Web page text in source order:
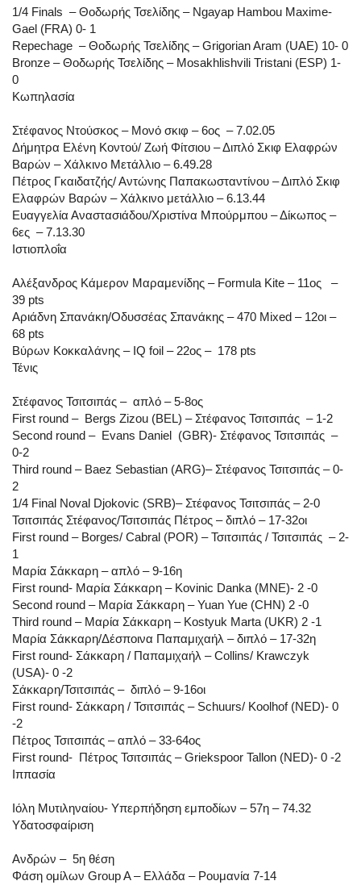
1/4 Finals – Θοδωρής Τσελίδης – Ngayap Hambou Maxime-
Gael (FRA) 0- 1
Repechage – Θοδωρής Τσελίδης – Grigorian Aram (UAE) 10- 0
Bronze – Θοδωρής Τσελίδης – Mosakhlishvili Tristani (ESP) 1-
0
Κωπηλασία
Στέφανος Ντούσκος – Μονό σκιφ – 6ος – 7.02.05
Δήμητρα Ελένη Κοντού/ Ζωή Φίτσιου – Διπλό Σκιφ Ελαφρών
Βαρών – Χάλκινο Μετάλλιο – 6.49.28
Πέτρος Γκαιδατζής/ Αντώνης Παπακωσταντίνου – Διπλό Σκιφ
Ελαφρών Βαρών – Χάλκινο μετάλλιο – 6.13.44
Ευαγγελία Αναστασιάδου/Χριστίνα Μπούρμπου – Δίκωπος –
6ες – 7.13.30
Ιστιοπλοΐα
Αλέξανδρος Κάμερον Μαραμενίδης – Formula Kite – 11ος –
39 pts
Αριάδνη Σπανάκη/Οδυσσέας Σπανάκης – 470 Mixed – 12οι –
68 pts
Βύρων Κοκκαλάνης – IQ foil – 22ος – 178 pts
Τένις
Στέφανος Τσιτσιπάς – απλό – 5-8ος
First round – Bergs Zizou (BEL) – Στέφανος Τσιτσιπάς – 1-2
Second round – Evans Daniel (GBR)- Στέφανος Τσιτσιπάς –
0-2
Third round – Baez Sebastian (ARG)– Στέφανος Τσιτσιπάς – 0-
2
1/4 Final Noval Djokovic (SRB)– Στέφανος Τσιτσιπάς – 2-0
Τσιτσιπάς Στέφανος/Τσιτσιπάς Πέτρος – διπλό – 17-32οι
First round – Borges/ Cabral (POR) – Τσιτσιπάς / Τσιτσιπάς – 2-
1
Μαρία Σάκκαρη – απλό – 9-16η
First round- Μαρία Σάκκαρη – Kovinic Danka (MNE)- 2 -0
Second round – Μαρία Σάκκαρη – Yuan Yue (CHN) 2 -0
Third round – Μαρία Σάκκαρη – Kostyuk Marta (UKR) 2 -1
Μαρία Σάκκαρη/Δέσποινα Παπαμιχαήλ – διπλό – 17-32η
First round- Σάκκαρη / Παπαμιχαήλ – Collins/ Krawczyk
(USA)- 0 -2
Σάκκαρη/Τσιτσιπάς – διπλό – 9-16οι
First round- Σάκκαρη / Τσιτσιπάς – Schuurs/ Koolhof (NED)- 0
-2
Πέτρος Τσιτσιπάς – απλό – 33-64ος
First round- Πέτρος Τσιτσιπάς – Griekspoor Tallon (NED)- 0 -2
Ιππασία
Ιόλη Μυτιληναίου- Υπερπήδηση εμποδίων – 57η – 74.32
Υδατοσφαίριση
Ανδρών – 5η θέση
Φάση ομίλων Group A – Ελλάδα – Ρουμανία 7-14